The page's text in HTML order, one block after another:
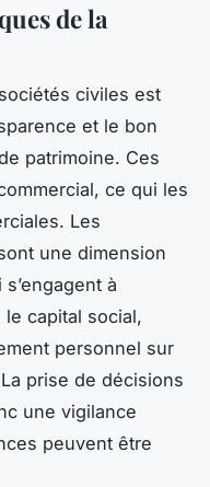
de la
civiles est
et le bon
patrimoine. Ces
ce qui les
Les
une dimension
à
capital social,
personnel sur
prise de décisions
une vigilance
peuvent être